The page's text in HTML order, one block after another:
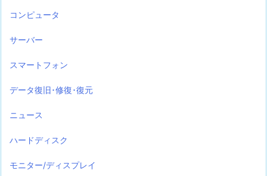
コンピュータ
サーバー
スマートフォン
データ復旧･修復･復元
ニュース
ハードディスク
モニター/ディスプレイ